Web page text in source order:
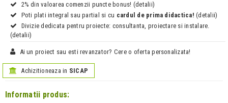
2% din valoarea comenzii puncte bonus! (detalii)
Poti plati integral sau partial si cu cardul de prima didactica! (detalii)
Divizie dedicata pentru proiecte: consultanta, proiectare si instalare.
(detalii)
Ai un proiect sau esti revanzator? Cere o oferta personalizata!
Achizitioneaza in SICAP
Informatii produs: